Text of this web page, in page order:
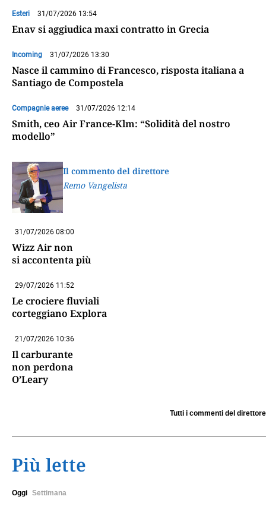
Esteri 31/07/2026 13:54
Enav si aggiudica maxi contratto in Grecia
Incoming 31/07/2026 13:30
Nasce il cammino di Francesco, risposta italiana a
Santiago de Compostela
Compagnie aeree 31/07/2026 12:14
Smith, ceo Air France-Klm: “Solidità del nostro
modello”
Il commento del direttore
Remo Vangelista
31/07/2026 08:00
Wizz Air non
si accontenta più
29/07/2026 11:52
Le crociere fluviali
corteggiano Explora
21/07/2026 10:36
Il carburante
non perdona
O’Leary
Tutti i commenti del direttore
Più lette
Oggi Settimana